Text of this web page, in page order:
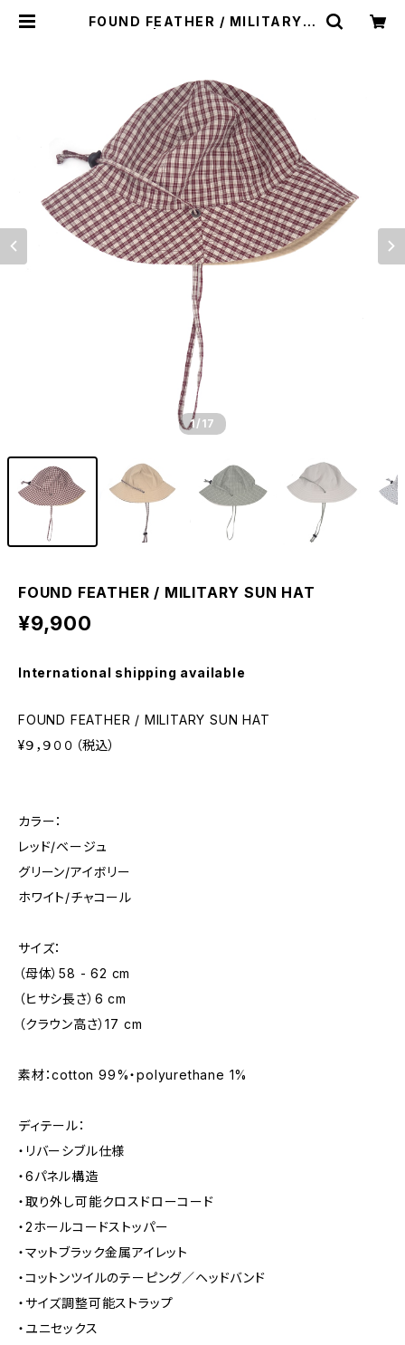
FOUND FEATHER / MILITARY S
1/17
FOUND FEATHER / MILITARY SUN HAT
¥9,900
International shipping available
FOUND FEATHER / MILITARY SUN HAT
¥９，９００（税込）
カラー：
レッド/ベージュ
グリーン/アイボリー
ホワイト/チャコール
サイズ：
（母体）58 - 62 cm
（ヒサシ長さ）6 cm
（クラウン高さ）17 cm
素材：cotton 99%・polyurethane 1%
ディテール：
・リバーシブル仕様
・6パネル構造
・取り外し可能クロスドローコード
・2ホールコードストッパー
・マットブラック金属アイレット
・コットンツイルのテーピング／ヘッドバンド
・サイズ調整可能ストラップ
・ユニセックス